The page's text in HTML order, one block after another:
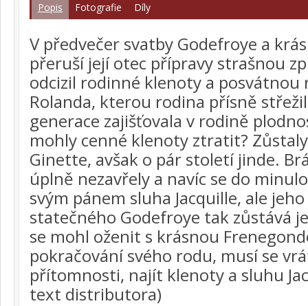
Popis Fotografie Díly
V předvečer svatby Godefroye a
přeruší její otec přípravy strašnou
odcizil rodinné klenoty a posvátnou
Rolanda, kterou rodina přísně
generace zajišťovala v rodině
mohly cenné klenoty ztratit?
Ginette, avšak o pár století jinde.
úplně nezavřely a navíc se do
svým pánem sluha Jacquille, ale
statečného Godefroye tak zůstává
se mohl oženit s krásnou
pokračování svého rodu, musí se
přítomnosti, najít klenoty a sluhu
text distributora)